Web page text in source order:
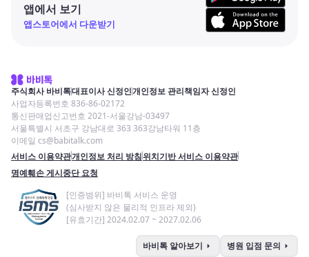
앱에서 보기
앱스토어에서 다운받기
주식회사 바비톡대표이사 신정인개인정보 관리책임자 신정인
사업자등록번호 836-86-02172
통신판매업신고번호 2021-서울강남-03497
서울특별시 서초구 강남대로 363 363강남타워 11층
이메일 cs@babitalk.com
서비스 이용약관개인정보 처리 방침위치기반 서비스 이용약관
명예훼손 게시중단 요청
[인증범위] 바비톡 서비스 운영
(심사받지 않은 물리적 인프라 제외)
[유효기간] 2024.02.07 ~ 2027.02.06
바비톡 알아보기 arrow_right 병원 입점 문의 arrow_right